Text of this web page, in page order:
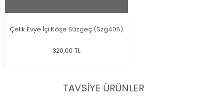
Çelik Evye İçi Köşe Süzgeç (Szg405)
320,00 TL
TAVSİYE ÜRÜNLER